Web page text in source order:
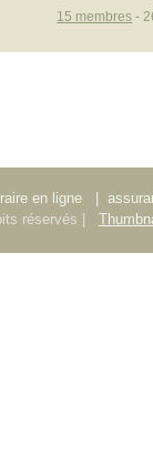
15 membres -
en ligne
réservés |